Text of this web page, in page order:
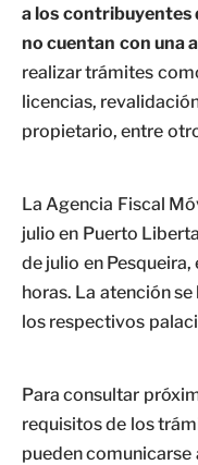
a los contribuyentes
no cuentan con una
realizar trámites
licencias,
propietario, entre
La Agencia Fiscal
julio en Puerto
de julio en
horas. La atención
los respectivos
Para consultar
requisitos de los
pueden comunicarse